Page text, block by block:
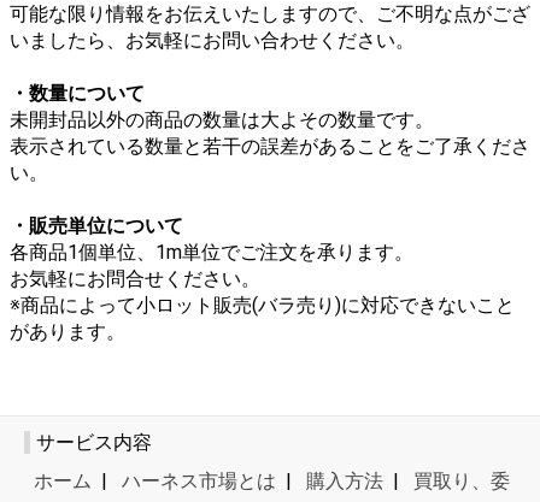
可能な限り情報をお伝えいたしますので、ご不明な点がござ
いましたら、お気軽にお問い合わせください。
・数量について
未開封品以外の商品の数量は大よその数量です。
表示されている数量と若干の誤差があることをご了承くださ
い。
・販売単位について
各商品1個単位、1m単位でご注文を承ります。
お気軽にお問合せください。
※商品によって小ロット販売(バラ売り)に対応できないこと
があります。
サービス内容
ホーム | ハーネス市場とは | 購入方法 | 買取り、委